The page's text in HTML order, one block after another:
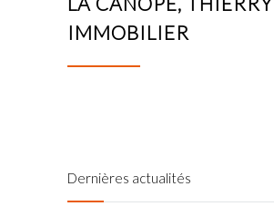
IMMOBILIER
Dernières actualités